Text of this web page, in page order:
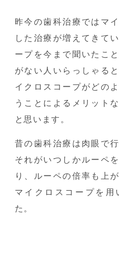
昨今の歯科治療ではマ
した治療が増えてきて
ープを今まで聞いたこ
がない人いらっしゃる
イクロスコープがどの
うことによるメリット
と思います。
昔の歯科治療は肉眼で
それがいつしかルーペ
り、ルーペの倍率も上
マイクロスコープを用
た。